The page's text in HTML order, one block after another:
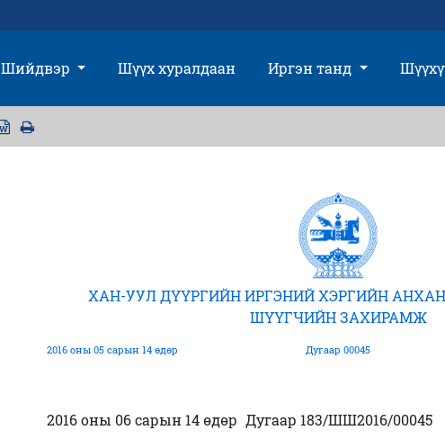
Шийдвэр Шүүх хуралдаан Иргэн танд
ХАН-УУЛ ДҮҮРГИЙН ИРГЭНИЙ ХЭРГИЙН
ШҮҮГЧИЙН ЗАХИРАМЖ
2016 оны 05 сарын 14 өдөр Дугаар 00045
2016 оны 06 сарын 14 өдөр Дугаар 183/ШШ2016/00045